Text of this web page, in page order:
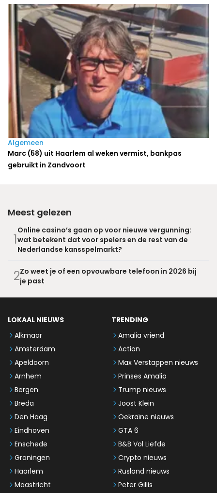
Algemeen
Marc (58) uit Haarlem al weken vermist, bankpas
gebruikt in Zandvoort
Meest gelezen
1
Online casino’s gaan op voor nieuwe vergunning:
wat betekent dat voor spelers en de rest van de
Nederlandse kansspelmarkt?
2Zo weet je of een opvouwbare telefoon in 2026 bij
je past
LOKAAL NIEUWS
Alkmaar
Amsterdam
Apeldoorn
Arnhem
Bergen
Breda
Den Haag
Eindhoven
Enschede
Groningen
Haarlem
Maastricht
TRENDING
Amalia vriend
Action
Max Verstappen nieuws
Prinses Amalia
Trump nieuws
Joost Klein
Oekraïne nieuws
GTA 6
B&B Vol Liefde
Crypto nieuws
Rusland nieuws
Peter Gillis